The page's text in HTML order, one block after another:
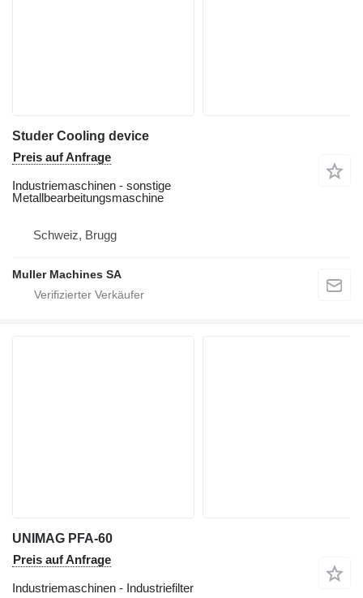
Studer Cooling device
Preis auf Anfrage
Industriemaschinen - sonstige
Metallbearbeitungsmaschine
Schweiz, Brugg
Muller Machines SA
UNIMAG PFA-60
Preis auf Anfrage
Industriemaschinen - Industriefilter